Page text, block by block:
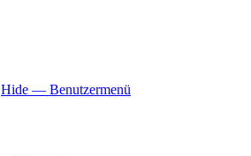
Hide — Benutzermenü